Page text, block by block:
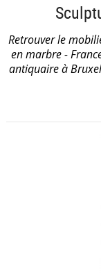
Retrouver le
en marbre -
antiquaire à